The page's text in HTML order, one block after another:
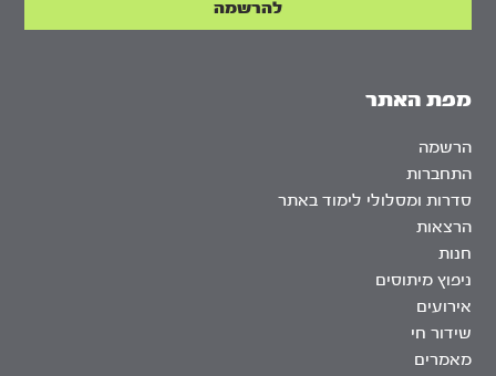
מפת האתר
הרשמה
התחברות
סדרות ומסלולי לימוד באתר
הרצאות
חנות
ניפוץ מיתוסים
אירועים
שידור חי
מאמרים